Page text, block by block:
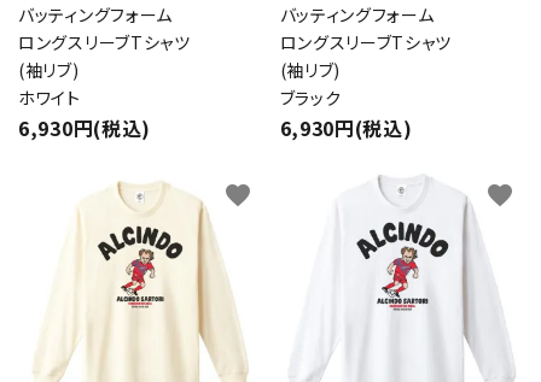
バッティングフォーム
ロングスリーブTシャツ
(袖リブ)
ホワイト
6,930円(税込)
バッティングフォーム
ロングスリーブTシャツ
(袖リブ)
ブラック
6,930円(税込)
favorite favorite